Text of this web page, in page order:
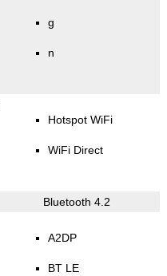
g
n
Hotspot WiFi
WiFi Direct
Bluetooth 4.2
A2DP
BT LE